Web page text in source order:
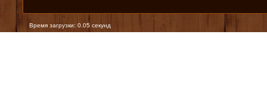
Время загрузки: 0.05 секунд